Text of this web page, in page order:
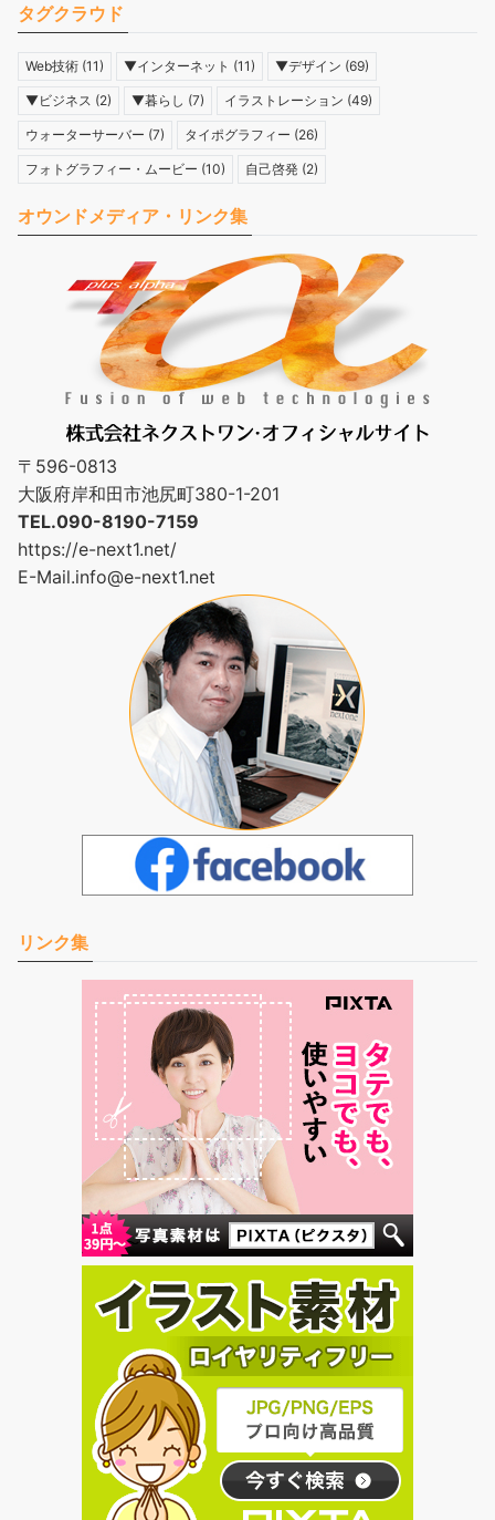
タグクラウド
Web技術 (11) ▼インターネット (11) ▼デザイン (69)
▼ビジネス (2) ▼暮らし (7) イラストレーション (49)
ウォーターサーバー (7) タイポグラフィー (26)
フォトグラフィー・ムービー (10) 自己啓発 (2)
オウンドメディア・リンク集
〒596-0813
大阪府岸和田市池尻町380-1-201
TEL.090-8190-7159
https://e-next1.net/
E-Mail.info@e-next1.net
リンク集